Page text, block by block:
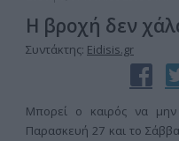
Η βροχή δεν
Συντάκτης: Eidisis.gr
Μπορεί ο καιρός να
Παρασκευή 27 και το